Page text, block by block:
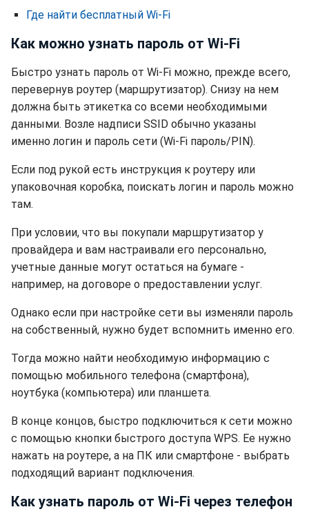
Где найти бесплатный Wi-Fi
Как можно узнать пароль от Wi-Fi
Быстро узнать пароль от Wi-Fi можно, прежде всего,
перевернув роутер (маршрутизатор). Снизу на нем
должна быть этикетка со всеми необходимыми
данными. Возле надписи SSID обычно указаны
именно логин и пароль сети (Wi-Fi пароль/PIN).
Если под рукой есть инструкция к роутеру или
упаковочная коробка, поискать логин и пароль можно
там.
При условии, что вы покупали маршрутизатор у
провайдера и вам настраивали его персонально,
учетные данные могут остаться на бумаге -
например, на договоре о предоставлении услуг.
Однако если при настройке сети вы изменяли пароль
на собственный, нужно будет вспомнить именно его.
Тогда можно найти необходимую информацию с
помощью мобильного телефона (смартфона),
ноутбука (компьютера) или планшета.
В конце концов, быстро подключиться к сети можно
с помощью кнопки быстрого доступа WPS. Ее нужно
нажать на роутере, а на ПК или смартфоне - выбрать
подходящий вариант подключения.
Как узнать пароль от Wi-Fi через телефон